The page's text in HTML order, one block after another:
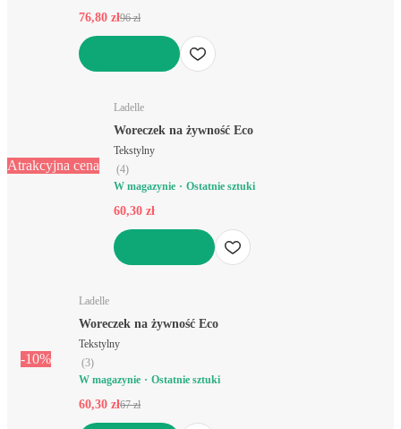
76,80 zł96 zł
Atrakcyjna cena
Ladelle
Woreczek na żywność Eco
Tekstylny
(4)
W magazynie
Ostatnie sztuki
60,30 zł
-10%
Ladelle
Woreczek na żywność Eco
Tekstylny
(3)
W magazynie
Ostatnie sztuki
60,30 zł67 zł